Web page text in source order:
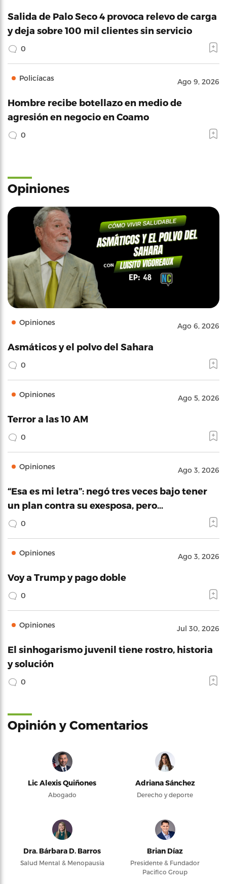
Salida de Palo Seco 4 provoca relevo de carga
y deja sobre 100 mil clientes sin servicio
0
Policíacas Ago 9, 2026
Hombre recibe botellazo en medio de
agresión en negocio en Coamo
0
Opiniones
Opiniones Ago 6, 2026
Asmáticos y el polvo del Sahara
0
Opiniones Ago 5, 2026
Terror a las 10 AM
0
Opiniones Ago 3, 2026
“Esa es mi letra”: negó tres veces bajo tener
un plan contra su exesposa, pero…
0
Opiniones Ago 3, 2026
Voy a Trump y pago doble
0
Opiniones Jul 30, 2026
El sinhogarismo juvenil tiene rostro, historia
y solución
0
Opinión y Comentarios
Lic Alexis Quiñones
Abogado
Adriana Sánchez
Derecho y deporte
Dra. Bárbara D. Barros
Salud Mental & Menopausia
Brian Díaz
Presidente & Fundador
Pacifico Group